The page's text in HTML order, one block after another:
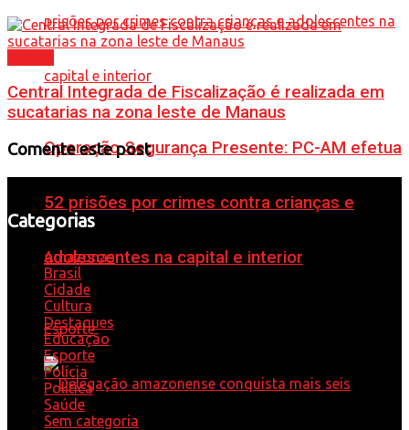
Operação Segurança Presente: PC-AM efetua
52 prisões por crimes contra crianças e
adolescentes na capital e interior
Esporte
Central Integrada de Fiscalização é realizada em
sucatarias na zona leste de Manaus
Comente este post
Categorias
Amazonas
Brasil
Cidade
Cultura
Destaques
Educação
Esporte
Polícia
Política
Saúde
Sem categoria